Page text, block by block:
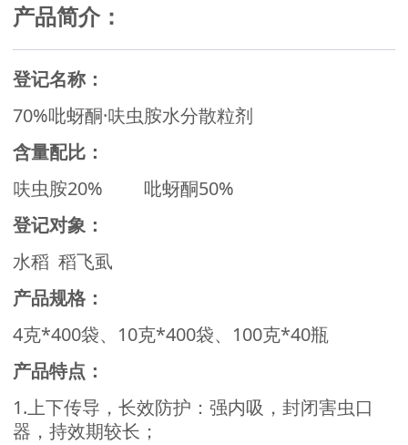
产品简介：
登记名称：
70%吡蚜酮·呋虫胺水分散粒剂
含量配比：
呋虫胺20% 吡蚜酮50%
登记对象：
水稻 稻飞虱
产品规格：
4克*400袋、10克*400袋、100克*40瓶
产品特点：
1.上下传导，长效防护：强内吸，封闭害虫口
器，持效期较长；